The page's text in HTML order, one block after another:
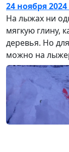
24 ноября 2024
На лыжах ни
мягкую глину,
деревья. Но
можно на